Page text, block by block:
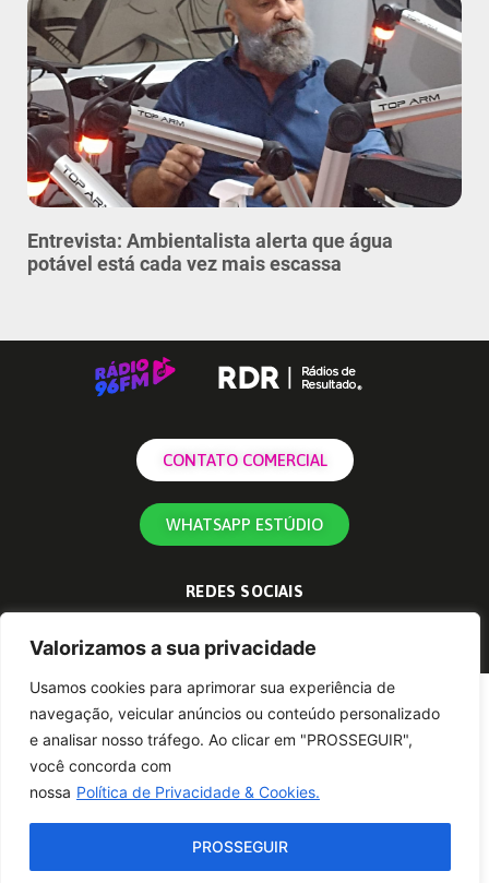
Valorizamos a sua privacidade
Usamos cookies para aprimorar sua experiência de
navegação, veicular anúncios ou conteúdo personalizado
e analisar nosso tráfego. Ao clicar em "PROSSEGUIR",
você concorda com
nossa Política de Privacidade & Cookies.
PROSSEGUIR
Entrevista: Ambientalista alerta que água
potável está cada vez mais escassa
CONTATO COMERCIAL
WHATSAPP ESTÚDIO
REDES SOCIAIS